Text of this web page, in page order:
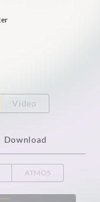
Video
Download
ATMOS